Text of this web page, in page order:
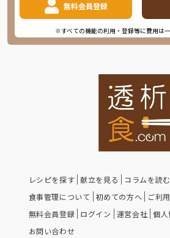
無料会員登録
※すべての機能の利用・登録等に費用は一
レシピを探す 献立を見る コラムを読む
食事管理について
初めての方へ
ご利
無料会員登録 ログイン 運営会社 個
お問い合わせ